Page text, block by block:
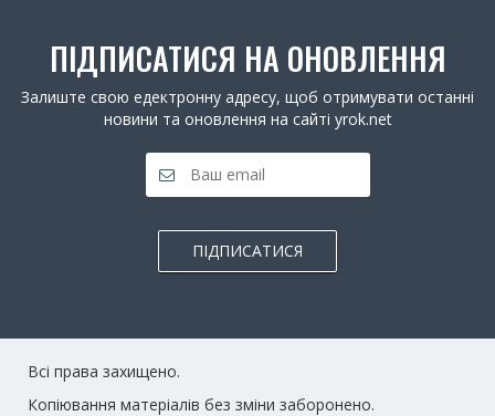
ПІДПИСАТИСЯ НА ОНОВЛЕННЯ
Залиште свою едектронну адресу, щоб отримувати останні
новини та оновлення на сайті yrok.net
ПІДПИСАТИСЯ
Всі права захищено.
Копіювання матеріалів без зміни заборонено.